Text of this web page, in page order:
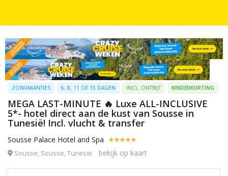
ZONVAKANTIES 6, 8, 11 OF 15 DAGEN INCL. ONTBIJT KINDERKORTING
MEGA LAST-MINUTE 🔥 Luxe ALL-INCLUSIVE
5*- hotel direct aan de kust van Sousse in
Tunesië! Incl. vlucht & transfer
Sousse Palace Hotel and Spa
Sousse, Sousse, Tunesië bekijk op kaart